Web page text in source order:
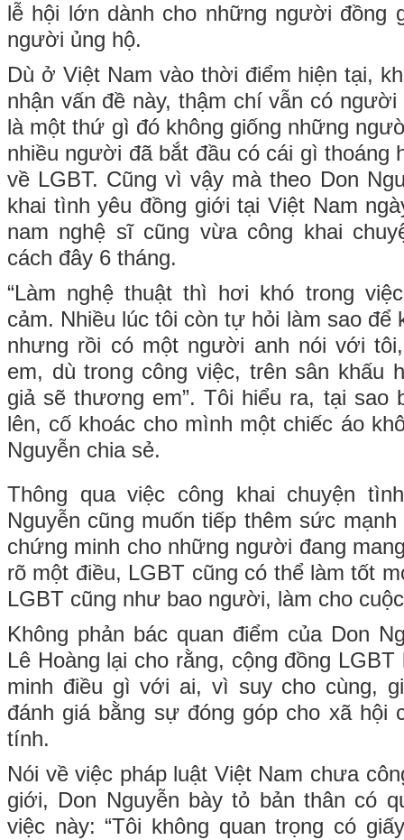
lễ hội lớn dành cho những người đồng
người ủng hộ.
Dù ở Việt Nam vào thời điểm hiện tại,
nhận vấn đề này, thậm chí vẫn có
là một thứ gì đó không giống những
nhiều người đã bắt đầu có cái gì thoáng
về LGBT. Cũng vì vậy mà theo Don
khai tình yêu đồng giới tại Việt Nam
nam nghệ sĩ cũng vừa công khai
cách đây 6 tháng.
“Làm nghệ thuật thì hơi khó trong
cảm. Nhiều lúc tôi còn tự hỏi làm sao để
nhưng rồi có một người anh nói với
em, dù trong công việc, trên sân khấu
giả sẽ thương em”. Tôi hiểu ra, tại sao
lên, cố khoác cho mình một chiếc áo
Nguyễn chia sẻ.
Thông qua việc công khai chuyện
Nguyễn cũng muốn tiếp thêm sức
chứng minh cho những người đang
rõ một điều, LGBT cũng có thể làm tốt
LGBT cũng như bao người, làm cho
Không phản bác quan điểm của Don
Lê Hoàng lại cho rằng, cộng đồng
minh điều gì với ai, vì suy cho cùng,
đánh giá bằng sự đóng góp cho xã hội
tính.
Nói về việc pháp luật Việt Nam chưa
giới, Don Nguyễn bày tỏ bản thân có
việc này: “Tôi không quan trọng có